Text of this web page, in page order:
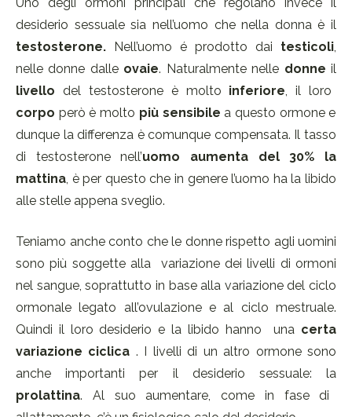
Uno degli ormoni principali che regolano invece il
desiderio sessuale sia nell’uomo che nella donna è il
testosterone. Nell’uomo é prodotto dai testicoli,
nelle donne dalle ovaie. Naturalmente nelle donneil
livello del testosterone è molto inferiore, il loro
corpo però è molto più sensibile a questo ormone e
dunque la differenza è comunque compensata. Il tasso
di testosterone nell’uomo aumenta del 30% la
mattina, è per questo che in genere l’uomo ha la libido
alle stelle appena sveglio.
Teniamo anche conto che le donne rispetto agli uomini
sono più soggette alla variazione dei livelli di ormoni
nel sangue, soprattutto in base alla variazione del ciclo
ormonale legato all’ovulazione e al ciclo mestruale.
Quindi il loro desiderio e la libido hanno una certa
variazione ciclica . I livelli di un altro ormone sono
anche importanti per il desiderio sessuale: la
prolattina. Al suo aumentare, come in fase di